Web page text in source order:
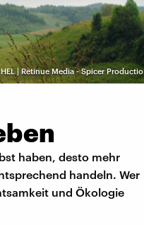
| Retinue Media - Spicer Productio
haben, desto mehr
handeln. Wer
und Ökologie